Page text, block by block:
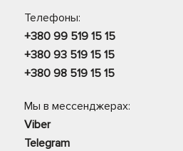
Телефоны:
+380 99 519 15 15
+380 93 519 15 15
+380 98 519 15 15
Мы в мессенджерах:
Viber
Telegram